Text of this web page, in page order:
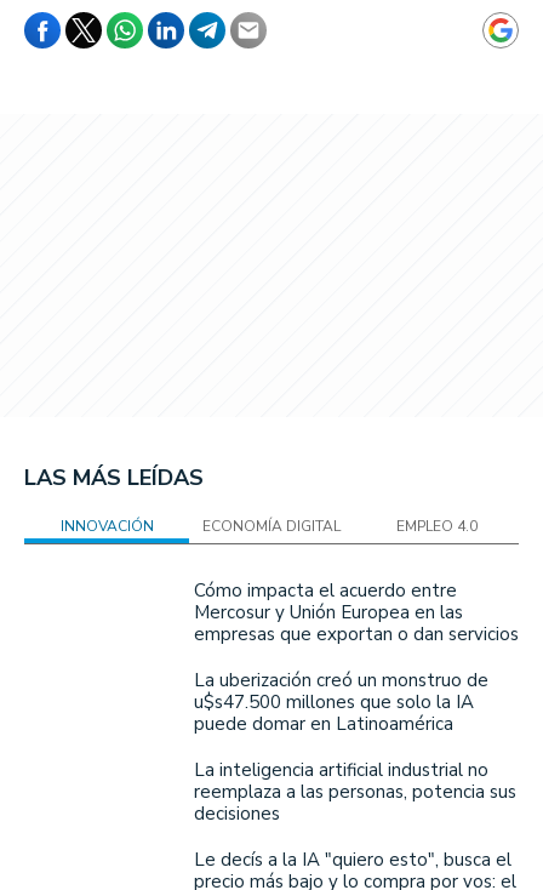
LAS MÁS LEÍDAS
INNOVACIÓN ECONOMÍA DIGITAL EMPLEO 4.0
Cómo impacta el acuerdo entre
Mercosur y Unión Europea en las
empresas que exportan o dan servicios
La uberización creó un monstruo de
u$s47.500 millones que solo la IA
puede domar en Latinoamérica
La inteligencia artificial industrial no
reemplaza a las personas, potencia sus
decisiones
Le decís a la IA "quiero esto", busca el
precio más bajo y lo compra por vos: el